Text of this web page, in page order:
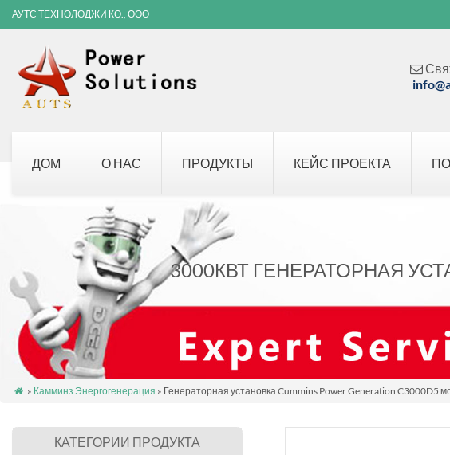
АУТС ТЕХНОЛОДЖИ КО., ООО

ДОМ О НАС ПРОДУКТЫ КЕЙС ПРОЕКТА
3000КВТ ГЕНЕРАТОРНАЯ
 » Камминз Энергогенерация » Генераторная установка Cummins Power Generation C3000D5
КАТЕГОРИИ ПРОДУКТА